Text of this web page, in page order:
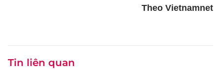
Theo Vietnamnet
Tin liên quan